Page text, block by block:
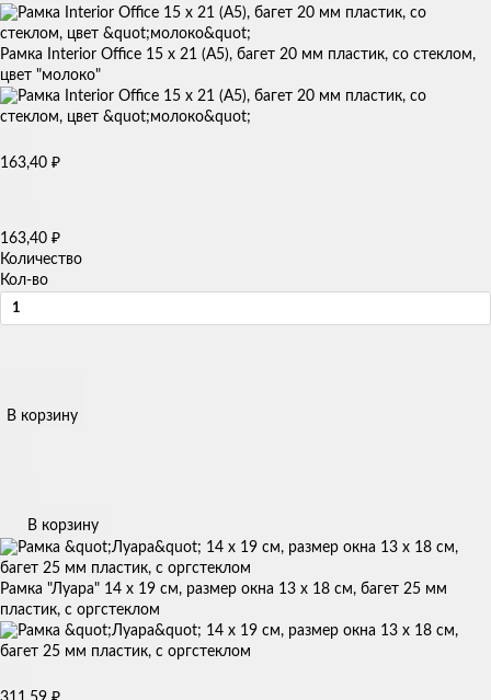
Рамка Interior Office 15 x 21 (А5), багет 20 мм пластик, со стеклом,
цвет "молоко"
163,40 ₽
163,40 ₽
Количество
Кол-во
В корзину
В корзину
Рамка "Луара" 14 х 19 см, размер окна 13 х 18 см, багет 25 мм
пластик, с оргстеклом
₽